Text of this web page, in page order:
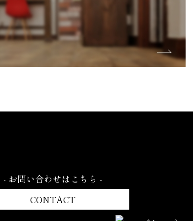
- お問い合わせはこちら -
CONTACT